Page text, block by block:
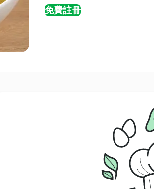
免費註冊